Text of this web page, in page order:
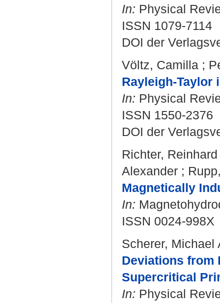
In: Physical
ISSN 1079-7114
DOI der
Völtz, Camilla ;
Rayleigh-Taylor
In: Physical
ISSN 1550-2376
DOI der
Richter, Reinhard
Alexander ;
Magnetically
In:
ISSN 0024-998X
Scherer, Michael
Deviations from
Supercritical
In: Physical